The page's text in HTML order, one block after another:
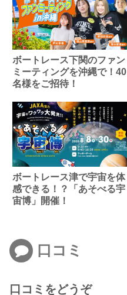
ボートレース下関のファン
ミーティングを沖縄で！40
名様をご招待！
ボートレース津で宇宙を体
感できる！？「あそべる宇
宙博」開催！
口コミ
口コミをどうぞ